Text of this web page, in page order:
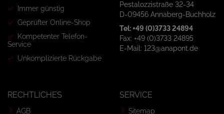
Immer günstig
Geprüfter Online-Shop
Kompetenter Telefon-
Service
Unkomplizierte Rückgabe
Pestalozzistraße 32-34
D-09456 Annaberg-Buchholz
Tel: +49 (0)3733 24894
Fax: +49 (0)3733 24895
E-Mail: 123@anapont.de
RECHTLICHES
AGB
SERVICE
Sitemap